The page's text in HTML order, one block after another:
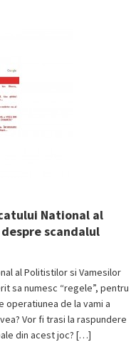
National al
scandalul
al Politistilor si Vamesilor
sa numesc “regele”, pentru
de la vami a
Vor fi trasi la raspundere
din acest joc? […]